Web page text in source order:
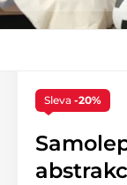
Sleva -20%